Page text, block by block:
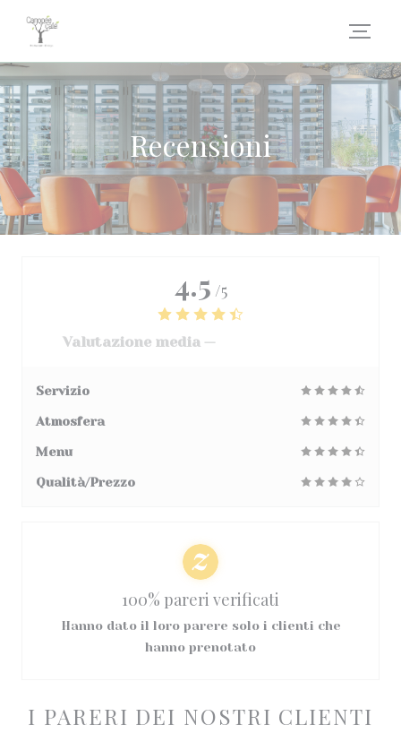
Recensioni
I PARERI DEI NOSTRI CLIENTI
4.5 /5
Valutazione media —
Servizio
Atmosfera
Menu
Qualità/Prezzo
100% pareri verificati
Hanno dato il loro parere solo i clienti che
hanno prenotato